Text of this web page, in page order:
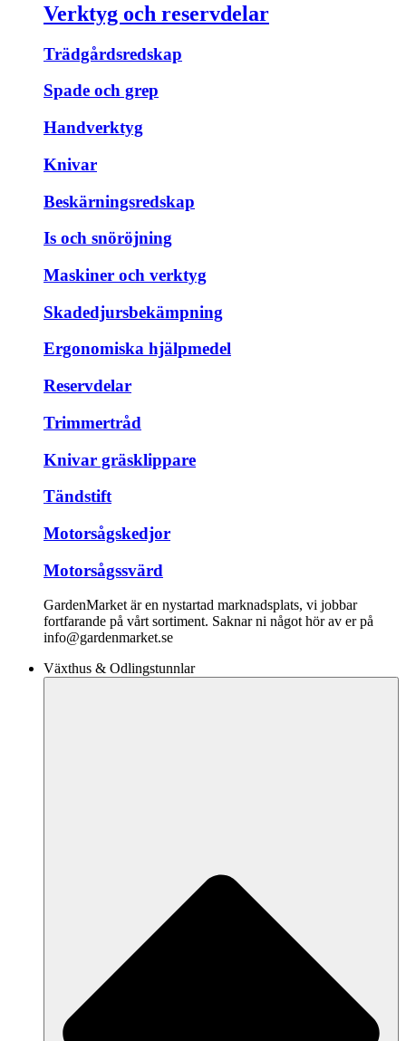
Verktyg och reservdelar
Trädgårdsredskap
Spade och grep
Handverktyg
Knivar
Beskärningsredskap
Is och snöröjning
Maskiner och verktyg
Skadedjursbekämpning
Ergonomiska hjälpmedel
Reservdelar
Trimmertråd
Knivar gräsklippare
Tändstift
Motorsågskedjor
Motorsågssvärd
GardenMarket är en nystartad marknadsplats, vi jobbar
fortfarande på vårt sortiment. Saknar ni något hör av er på
info@gardenmarket.se
Växthus & Odlingstunnlar